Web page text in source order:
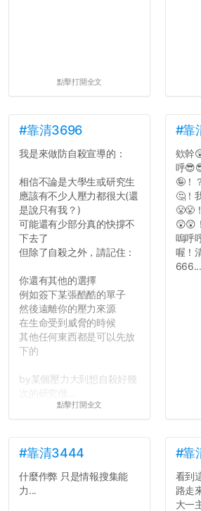
點擊打開全文
#靠清3696
我是來做防自殺宣導的：
相信不論是大學生或研究生
應該有不少人壓力都很大(還
是說只有我？)
可能還有少部分真的快撐不
下去了
但除了自殺之外，請記住：
你還有其他的選擇
例如簽下某張酷酷的單子
然後遠離你的壓力來源
在生命受到威脅的時候
其他任何東西都是可以先放
下的
by某個壓力大到想自殺好幾
點擊打開全文
#靠
欸幹
呼
🤪！
🤔！
😤😤
😲😲
嗚呼
喔！
666...
#靠清3444
什麼作弊 只是情報搜集能
力...
#靠
看到
路走
大一